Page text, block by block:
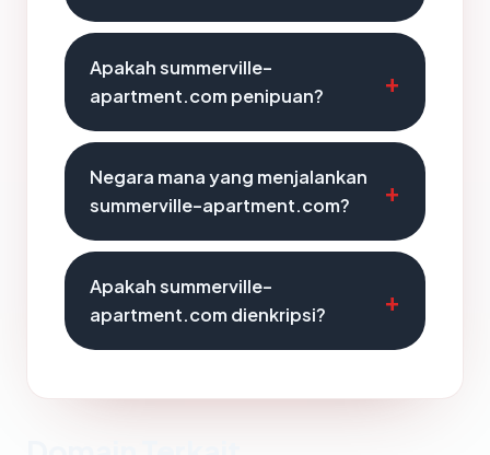
Apakah summerville-
apartment.com penipuan?
Negara mana yang menjalankan
summerville-apartment.com?
Apakah summerville-
apartment.com dienkripsi?